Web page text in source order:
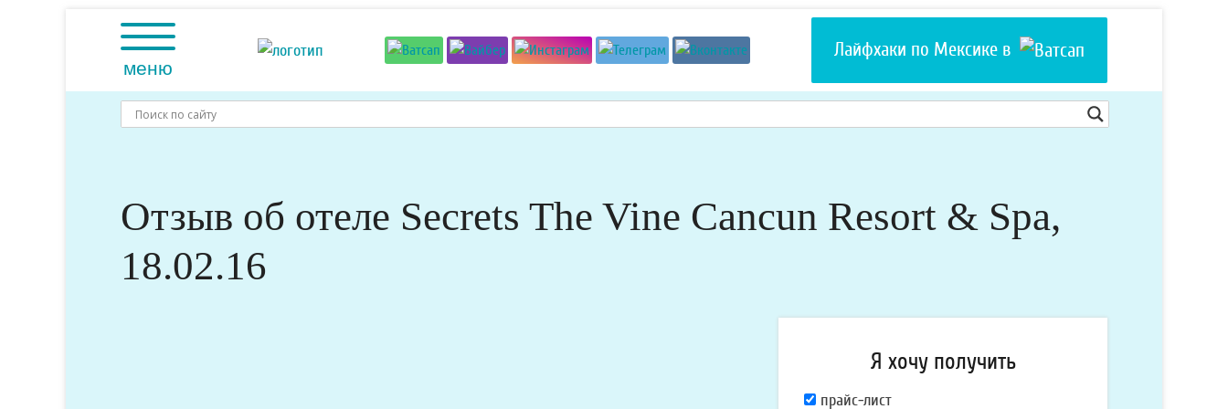
меню
Лайфхаки по Мексике в
Отзыв об отеле Secrets The Vine Cancun Resort & Spa,
18.02.16
Я хочу получить
Япрайс-лист